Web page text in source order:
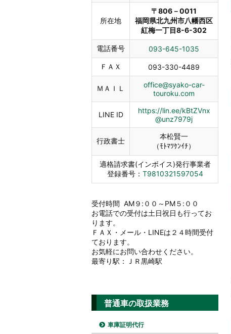
所在地
〒806－0011
福岡県北九州市八幡西区
紅梅一丁目8-6-302
電話番号 093-645-1035
ＦＡＸ 093-330-4489
ＭＡＩＬ
office@syako-car-
touroku.com
LINE ID
https://lin.ee/kBtZVnx
@unz7979j
行政書士
本松賢一
（ﾓﾄﾏﾂｹﾝｲﾁ）
適格請求書(インボイス)発行事業者
登録番号： T9810321597054
受付時間 AM９:００～PM５:００
お電話での受付は土日祝日も行ってお
ります。
ＦＡＸ・メール・LINEは２４時間受付
ております。
お気軽にお問い合わせください。
最寄り駅：ＪＲ黒崎駅
普通車の取扱業務
車庫証明代行